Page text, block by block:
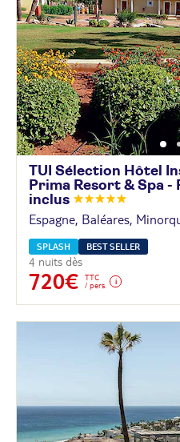
TUI Sélection Hôtel
Prima Resort & Spa -
inclus
Espagne, Baléares,
SPLASH BEST SELLER
4 nuits dès
720€
TTC
/ pers.